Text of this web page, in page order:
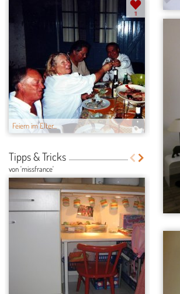
Feiern im Elter...
11
Tipps & Tricks
von 'missfrance'